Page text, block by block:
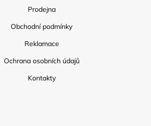
Prodejna
Obchodní podmínky
Reklamace
Ochrana osobních údajů
Kontakty